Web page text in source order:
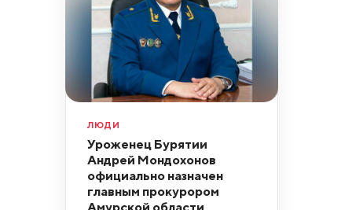
ЛЮДИ
Уроженец Бурятии
Андрей Мондохонов
официально назначен
главным прокурором